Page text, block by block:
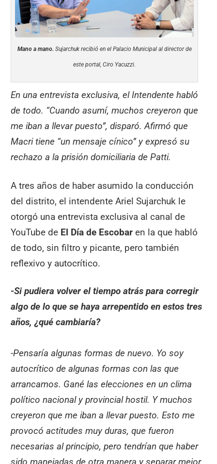
Mano a mano. Sujarchuk recibió en el Palacio Municipal al director de
este portal, Ciro Yacuzzi.
En una entrevista exclusiva, el Intendente habló
de todo. “Cuando asumí, muchos creyeron que
me iban a llevar puesto”, disparó. Afirmó que
Macri tiene “un mensaje cínico” y expresó su
rechazo a la prisión domiciliaria de Patti.
A tres años de haber asumido la conducción
del distrito, el intendente Ariel Sujarchuk le
otorgó una entrevista exclusiva al canal de
YouTube de El Día de Escobar en la que habló
de todo, sin filtro y picante, pero también
reflexivo y autocrítico.
-Si pudiera volver el tiempo atrás para corregir
algo de lo que se haya arrepentido en estos tres
años, ¿qué cambiaría?
-Pensaría algunas formas de nuevo. Yo soy
autocrítico de algunas formas con las que
arrancamos. Gané las elecciones en un clima
político nacional y provincial hostil. Y muchos
creyeron que me iban a llevar puesto. Esto me
provocó actitudes muy duras, que fueron
necesarias al principio, pero tendrían que haber